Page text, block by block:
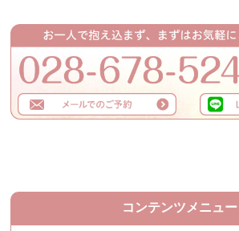
コンテンツメニュー